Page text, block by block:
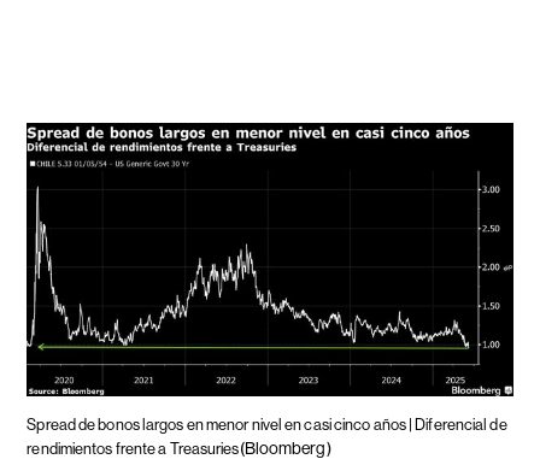
Spread de bonos largos en menor nivel en casi cinco años | Diferencial de
rendimientos frente a Treasuries(Bloomberg)